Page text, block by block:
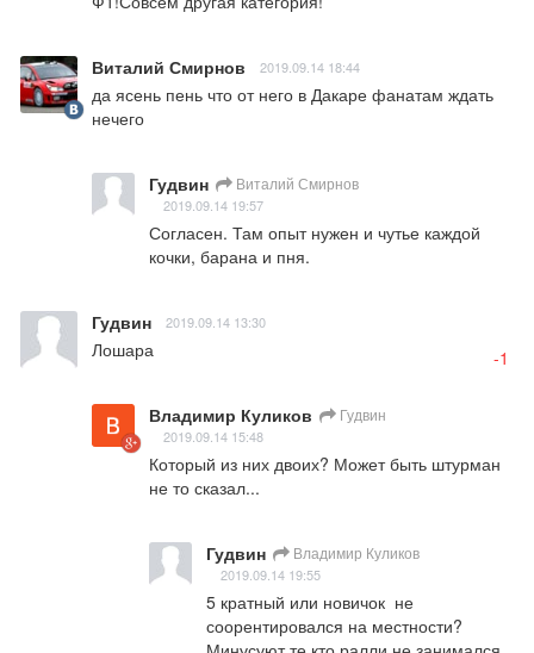
Виталий Смирнов 2019.09.14 18:44
да ясень пень что от него в Дакаре фанатам ждать
нечего
Гудвин Виталий Смирнов
2019.09.14 19:57
Согласен. Там опыт нужен и чутье каждой
кочки, барана и пня.
Гудвин 2019.09.14 13:30
Лошара -1
Владимир Куликов Гудвин
2019.09.14 15:48
Который из них двоих? Может быть штурман
не то сказал...
Гудвин Владимир Куликов
2019.09.14 19:55
5 кратный или новичок  не
соорентировался на местности?